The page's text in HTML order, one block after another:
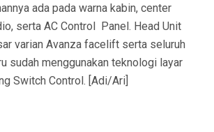
ada pada warna kabin, center
serta AC Control Panel. Head Unit
varian Avanza facelift serta seluruh
sudah menggunakan teknologi layar
Switch Control. [Adi/Ari]